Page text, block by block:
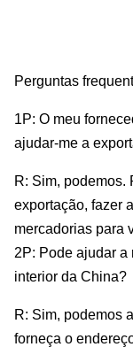
Perguntas
1P: O meu
ajudar-me a
R: Sim, podemos.
exportação, fazer
mercadorias para
2P: Pode ajudar a
interior da China?
R: Sim, podemos
forneça o